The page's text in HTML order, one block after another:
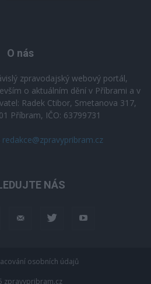
O nás
zpravodajský webový portál,
o aktuálním dění v Příbrami a v
Radek Ctibor, Smetanova 317,
Příbram, IČO: 63799731
redakce@zpravypribram.cz
NÁS
osobních údajů
zpravypribram.cz